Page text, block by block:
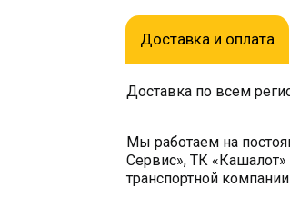
Доставка и оплата
Доставка по всем
Мы работаем на
Сервис», ТК
транспортной